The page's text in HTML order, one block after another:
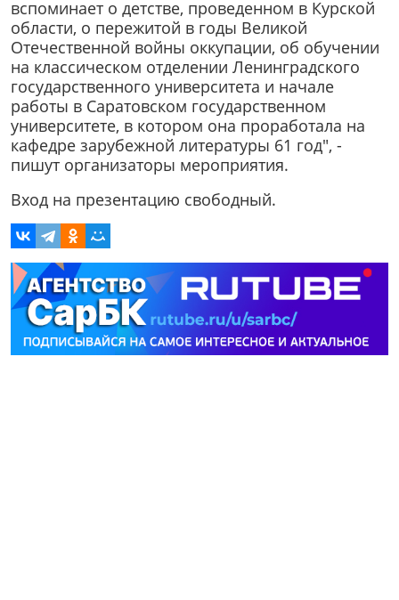
вспоминает о детстве, проведенном в Курской
области, о пережитой в годы Великой
Отечественной войны оккупации, об обучении
на классическом отделении Ленинградского
государственного университета и начале
работы в Саратовском государственном
университете, в котором она проработала на
кафедре зарубежной литературы 61 год", -
пишут организаторы мероприятия.
Вход на презентацию свободный.